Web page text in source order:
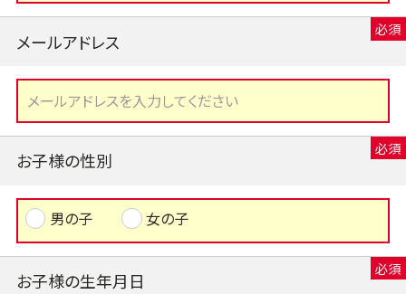
メールアドレス
お子様の性別
男の子 女の子
お子様の生年月日